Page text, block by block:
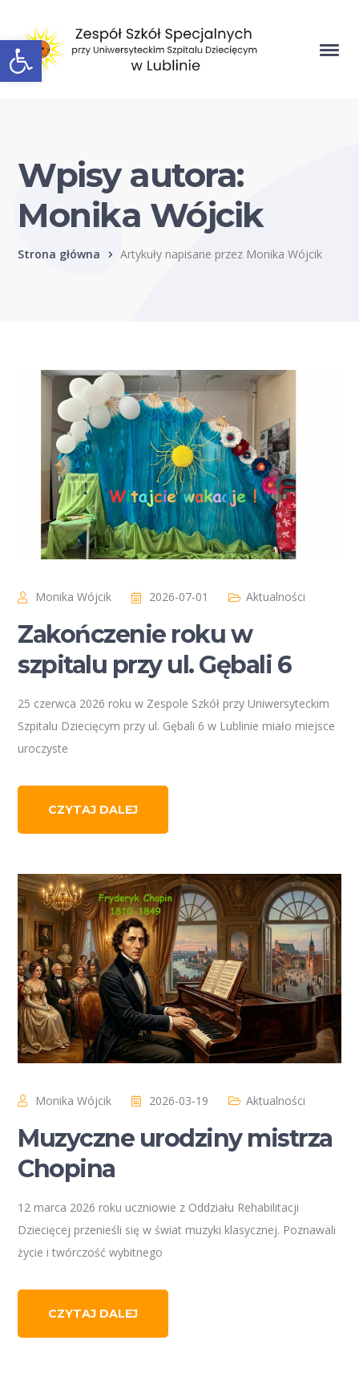
Open toolbar
Wpisy autora:
Monika Wójcik
Strona główna Artykuły napisane przez Monika Wójcik
Monika Wójcik 2026-07-01 Aktualności
Zakończenie roku w
szpitalu przy ul. Gębali 6
25 czerwca 2026 roku w Zespole Szkół przy Uniwersyteckim
Szpitalu Dziecięcym przy ul. Gębali 6 w Lublinie miało miejsce
uroczyste
CZYTAJ DALEJ
Monika Wójcik 2026-03-19 Aktualności
Muzyczne urodziny mistrza
Chopina
12 marca 2026 roku uczniowie z Oddziału Rehabilitacji
Dziecięcej przenieśli się w świat muzyki klasycznej. Poznawali
życie i twórczość wybitnego
CZYTAJ DALEJ